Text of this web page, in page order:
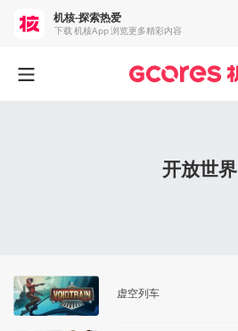
开放世界
虚空列车
机核-探索热爱
下载 机核App 浏览更多精彩内容